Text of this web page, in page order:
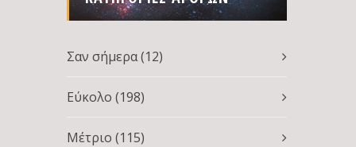
Σαν σήμερα(12)
Εύκολο (198)
Μέτριο (115)